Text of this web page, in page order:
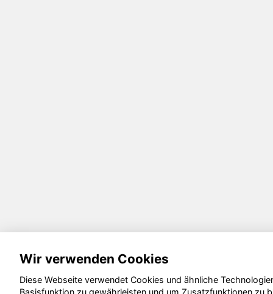
Wir verwenden Cookies
Diese Webseite verwendet Cookies und ähnliche
Basisfunktion zu gewährleisten und um Zusatzfunktionen zu